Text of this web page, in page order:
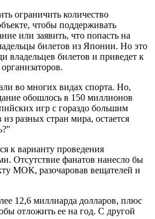
ограничить количество
чтобы поддерживать
или заявить, что попасть на
билетов из Японии. Но это
владельцев билетов и приведет к
во многих видах спорта. Но,
обошлось в 150 миллионов
игр с гораздо большим
разных стран мира, остается
к варианту проведения
Отсутствие фанатов нанесло бы
МОК, разочаровав вещателей и
12,6 миллиарда долларов, плюс
отложить ее на год. С другой